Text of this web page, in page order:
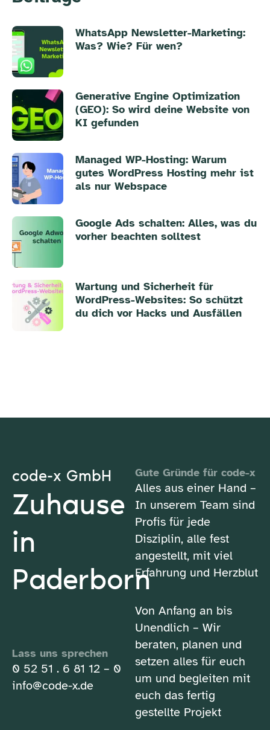
WhatsApp Newsletter-Marketing:
Was? Wie? Für wen?
Generative Engine Optimization
(GEO): So wird deine Website von
KI gefunden
Managed WP-Hosting: Warum
gutes WordPress Hosting mehr ist
als nur Webspace
Google Ads schalten: Alles, was du
vorher beachten solltest
Wartung und Sicherheit für
WordPress-Websites: So schützt
du dich vor Hacks und Ausfällen
code-x GmbH
Zuhause
in
Paderborn
Lass uns sprechen
0 52 51 . 6 81 12 – 0
info@code-x.de
Gute Gründe für code-x
Alles aus einer Hand –
In unserem Team sind
Profis für jede
Disziplin, alle fest
angestellt, mit viel
Erfahrung und Herzblut
Von Anfang an bis
Unendlich – Wir
beraten, planen und
setzen alles für euch
um und begleiten mit
euch das fertig
gestellte Projekt